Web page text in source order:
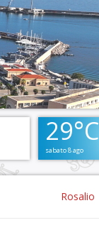
29°C
sabato 8 ago
Rosalio